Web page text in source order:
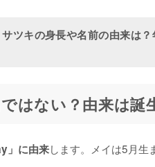
サツキの身長や名前の由来は
はない？由来は誕
」に由来します。メイは5月生